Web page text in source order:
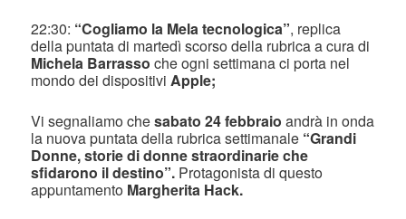
22:30: “Cogliamo la Mela tecnologica”, replica
della puntata di martedì scorso della rubrica a cura di
Michela Barrassoche ogni settimana ci porta nel
mondo dei dispositiviApple;
Vi segnaliamo chesabato 24 febbraioandrà in onda
la nuova puntata della rubrica settimanale “Grandi
Donne, storie di donne straordinarie che
sfidarono il destino”. Protagonista di questo
appuntamento Margherita Hack.